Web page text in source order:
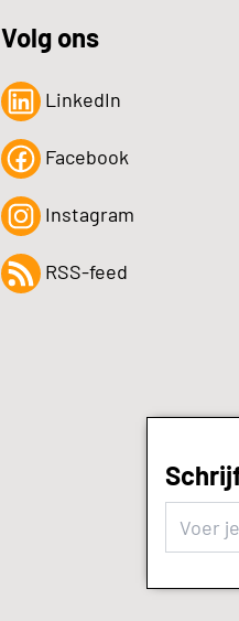
Volg ons
LinkedIn
Facebook
Instagram
RSS-feed